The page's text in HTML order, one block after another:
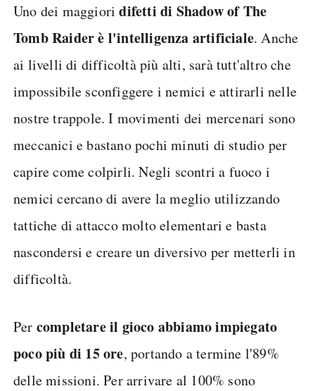
Uno dei maggioridifetti di Shadow of The
Tomb Raider è l'intelligenza artificiale. Anche
ai livelli di difficoltà più alti, sarà tutt'altro che
impossibile sconfiggere i nemici e attirarli nelle
nostre trappole. I movimenti dei mercenari sono
meccanici e bastano pochi minuti di studio per
capire come colpirli. Negli scontri a fuoco i
nemici cercano di avere la meglio utilizzando
tattiche di attacco molto elementari e basta
nascondersi e creare un diversivo per metterli in
difficoltà.
Per completare il gioco abbiamo impiegato
poco più di 15 ore, portando a termine l'89%
delle missioni. Per arrivare al 100% sono